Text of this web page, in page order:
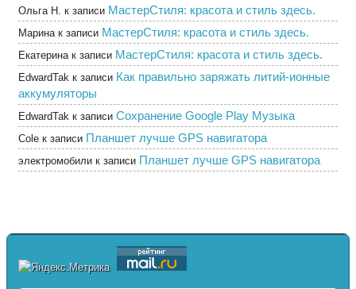
Ольга Н. к записи МастерСтиля: красота и стиль здесь.
Маринак записи МастерСтиля: красота и стиль здесь.
Екатеринак записи МастерСтиля: красота и стиль здесь.
EdwardTak к записи Как правильно заряжать литий-ионные
аккумуляторы
EdwardTak к записи Сохранение Google Play Музыка
Cole к записи Планшет лучше GPS навигатора
электромобили к записи Планшет лучше GPS навигатора